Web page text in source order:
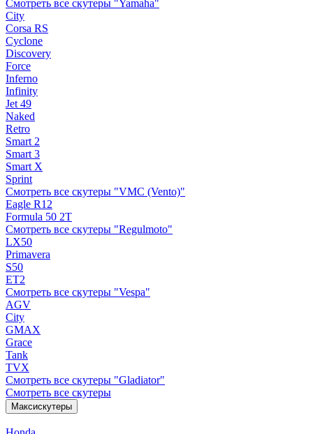
Смотреть все скутеры "Yamaha"
City
Corsa RS
Cyclone
Discovery
Force
Inferno
Infinity
Jet 49
Naked
Retro
Smart 2
Smart 3
Smart X
Sprint
Смотреть все скутеры "VMC (Vento)"
Eagle R12
Formula 50 2Т
Смотреть все скутеры "Regulmoto"
LX50
Primavera
S50
ET2
Смотреть все скутеры "Vespa"
AGV
City
GMAX
Grace
Tank
TVX
Смотреть все скутеры "Gladiator"
Смотреть все скутеры
Максискутеры